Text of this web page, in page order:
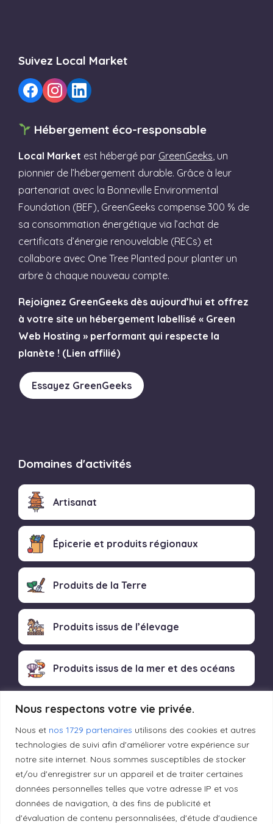
Nous respectons votre vie privée.
Nous et nos 1729 partenaires utilisons des cookies et autres
technologies de suivi afin d'améliorer votre expérience sur
notre site internet. Nous sommes susceptibles de stocker
et/ou d'enregistrer sur un appareil et de traiter certaines
données personnelles telles que votre adresse IP et vos
données de navigation, à des fins de publicité et
d'évaluation de contenu personnalisées, d'étude d'audience
Suivez Local Market
Hébergement éco-responsable
Local Market est hébergé par GreenGeeks, un
pionnier de l’hébergement durable. Grâce à leur
partenariat avec la Bonneville Environmental
Foundation (BEF), GreenGeeks compense 300 % de
sa consommation énergétique via l’achat de
certificats d’énergie renouvelable (RECs) et
collabore avec One Tree Planted pour planter un
arbre à chaque nouveau compte.
Rejoignez GreenGeeks dès aujourd’hui et offrez
à votre site un hébergement labellisé « Green
Web Hosting » performant qui respecte la
planète ! (Lien affilié)
Essayez GreenGeeks
Domaines d'activités
Artisanat
Épicerie et produits régionaux
Produits de la Terre
Produits issus de l’élevage
Produits issus de la mer et des océans
Produits transformés artisanaux
Liens utiles
Mentions légales